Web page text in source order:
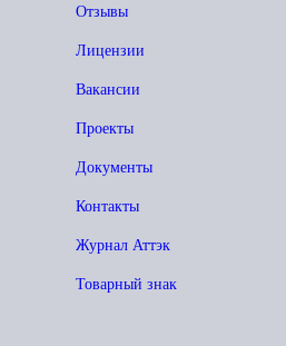
Отзывы
Лицензии
Вакансии
Проекты
Документы
Контакты
Журнал Аттэк
Товарный знак